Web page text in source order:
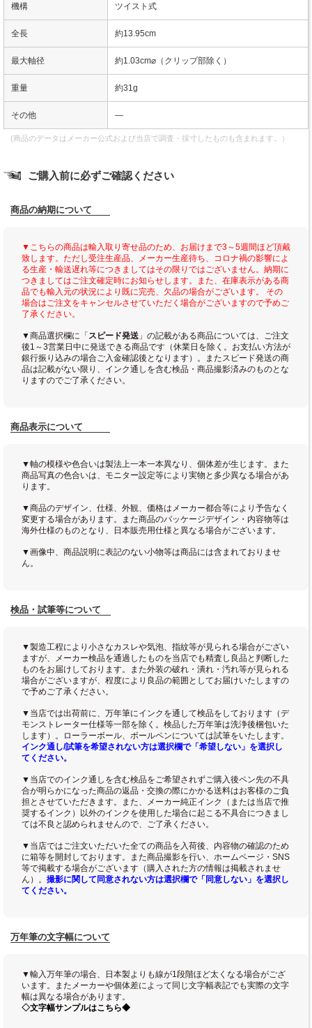
機構 ツイスト式
全長 約13.95cm
最大軸径 約1.03cm⌀（クリップ部除く）
重量 約31g
その他 ―
(商品のデータはメーカー公式および当店で調査・採寸したものも含まれます。）
ご購入前に必ずご確認ください
商品の納期について
▼こちらの商品は輸入取り寄せ品のため、お届けまで3～5週間ほど頂戴
致します。ただし受注生産品、メーカー生産待ち、コロナ禍の影響によ
る生産・輸送遅れ等につきましてはその限りではございません。納期に
つきましてはご注文確定時にお知らせします。また、在庫表示がある商
品でも輸入元の状況により既に完売、欠品の場合がございます。 その
場合はご注文をキャンセルさせていただく場合がございますので予めご
了承ください。
▼商品選択欄に「 スピード発送 」の記載がある商品については、ご注文
後1～3営業日中に発送できる商品です（休業日を除く。お支払い方法が
銀行振り込みの場合ご入金確認後となります）。またスピード発送の商
品は記載がない限り、インク通しを含む検品・商品撮影済みのものとな
りますのでご了承ください。
商品表示について
▼軸の模様や色合いは製法上一本一本異なり、個体差が生じます。また
商品写真の色合いは、モニター設定等により実物と多少異なる場合があ
ります。
▼商品のデザイン、仕様、外観、価格はメーカー都合等により予告なく
変更する場合があります。また商品のパッケージデザイン・内容物等は
海外仕様のものとなり、日本販売用仕様と異なる場合がございます。
▼画像中、商品説明に表記のない小物等は商品には含まれておりませ
ん。
検品・試筆等について
▼製造工程により小さなカスレや気泡、指紋等が見られる場合がござい
ますが、メーカー検品を通過したものを当店でも精査し良品と判断した
ものをお届けしております。また外装の破れ・潰れ・汚れ等が見られる
場合がございますが、程度により良品の範囲としてお届けいたしますの
で予めご了承ください。
▼当店では出荷前に、万年筆にインクを通して検品をしております（デ
モンストレーター仕様等一部を除く。検品した万年筆は洗浄後梱包いた
します）。ローラーボール、ボールペンについては試筆をいたします。
インク通し/試筆を希望されない方は選択欄で「希望しない」を選択し
てください。
▼当店でのインク通しを含む検品をご希望されずご購入後ペン先の不具
合が明らかになった商品の返品・交換の際にかかる送料はお客様のご負
担とさせていただきます。また、メーカー純正インク（または当店で推
奨するインク）以外のインクを使用した場合に起こる不具合につきまし
ては不良と認められませんので、ご了承ください。
▼当店ではご注文いただいた全ての商品を入荷後、内容物の確認のため
に箱等を開封しております。また商品撮影を行い、ホームページ・SNS
等で掲載する場合がございます（購入された方の情報は掲載されませ
ん）。 撮影に関して同意されない方は選択欄で「同意しない」を選択し
てください。
万年筆の文字幅について
▼輸入万年筆の場合、日本製よりも線が1段階ほど太くなる場合がござ
います。またメーカーや個体差によって同じ文字幅表記でも実際の文字
幅は異なる場合があります。
◇文字幅サンプルはこちら◆